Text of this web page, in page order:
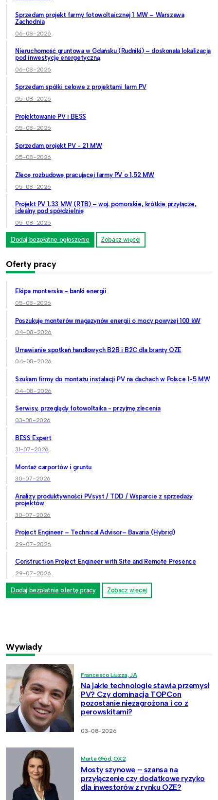
Sprzedam projekt farmy fotowoltaicznej 1 MW – Warszawa
Zachodnia
06-08-2026
Nieruchomość gruntowa w Gdańsku (Rudniki) – doskonała lokalizacja
pod inwestycję energetyczną
06-08-2026
Sprzedam spółki celowe z projektami farm PV
05-08-2026
Projektowanie PV i BESS
05-08-2026
Sprzedam projekt PV - 21 MW
05-08-2026
Zlecę rozbudowę pracującej farmy PV o 1,52 MW
05-08-2026
Projekt PV 1,33 MW (RTB) – woj. pomorskie, krótkie przyłącze,
idealny pod spółdzielnię
05-08-2026
Dodaj bezpłatne ogłoszenie Zobacz więcej
Oferty pracy
Ekipa monterska - banki energii
05-08-2026
Poszukuję monterów magazynów energii o mocy powyżej 100 kW
04-08-2026
Umawianie spotkań handlowych B2B i B2C dla branży OZE
04-08-2026
Szukam firmy do montażu instalacji PV na dachach w Polsce 1-5 MW
04-08-2026
Serwisy, przeglądy fotowoltaika - przyjmę zlecenia
03-08-2026
BESS Expert
31-07-2026
Montaż carportów i gruntu
30-07-2026
Analizy produktywności PVsyst / TDD / Wsparcie z sprzedaży
projektów
30-07-2026
Project Engineer – Technical Advisor– Bavaria (Hybrid)
29-07-2026
Construction Project Engineer with Site and Remote Presence
29-07-2026
Dodaj bezpłatnie ofertę pracy Zobacz więcej
Wywiady
Francesco Liuzza, JA
Na jakie technologie stawia przemysł
PV? Czy dominacja TOPCon
pozostanie niezagrożona i co z
perowskitami?
03-08-2026
Marta Głód, OX2
Mosty szynowe – szansa na
przyłączenie czy dodatkowe ryzyko
dla inwestorów z rynku OZE?